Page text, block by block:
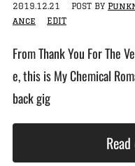
2019.12.21 POST BY
ance
EDIT
From Thank You For The
e, this is My Chemical
back gig